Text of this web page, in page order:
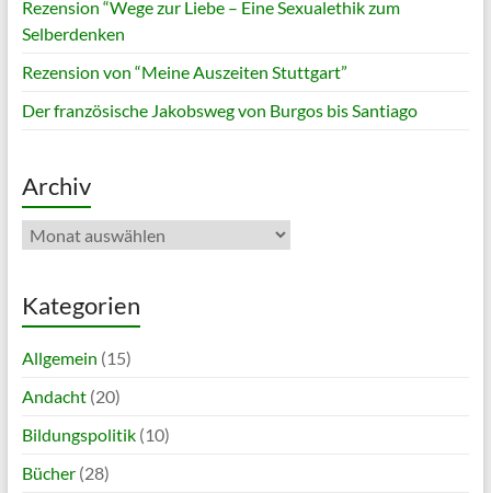
Rezension “Wege zur Liebe – Eine Sexualethik zum
Selberdenken
Rezension von “Meine Auszeiten Stuttgart”
Der französische Jakobsweg von Burgos bis Santiago
Archiv
Archiv
Kategorien
Allgemein (15)
Andacht(20)
Bildungspolitik(10)
Bücher(28)